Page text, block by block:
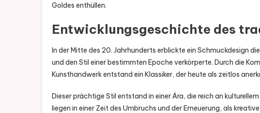
Goldes enthüllen.
Entwicklungsgeschichte des
In der Mitte des 20. Jahrhunderts erblickte ein Schmuckdesign
und den Stil einer bestimmten Epoche verkörperte. Durch die
Kunsthandwerk entstand ein Klassiker, der heute als zeitlos
Dieser prächtige Stil entstand in einer Ära, die reich an
liegen in einer Zeit des Umbruchs und der Erneuerung, als